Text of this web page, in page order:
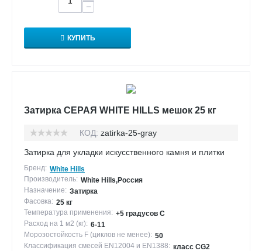
−
КУПИТЬ
Затирка СЕРАЯ WHITE HILLS мешок 25 кг
КОД: zatirka-25-gray
Затирка для укладки искусственного камня и плитки
Бренд: White Hills
Производитель: White Hills,Россия
Назначение: Затирка
Фасовка: 25 кг
Температура применения: +5 градусов С
Расход на 1 м2 (кг): 6-11
Морозостойкость F (циклов не менее): 50
Классификация смесей EN12004 и EN1388: класс CG2